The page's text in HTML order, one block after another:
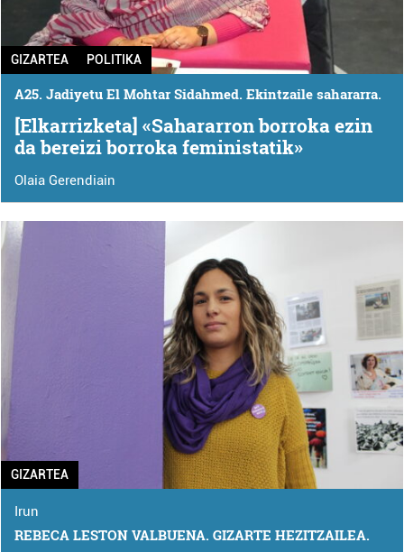
GIZARTEA POLITIKA
A25. Jadiyetu El Mohtar Sidahmed. Ekintzaile sahararra.
[Elkarrizketa] «Sahararron borroka ezin
da bereizi borroka feministatik»
Olaia Gerendiain
GIZARTEA
Irun
REBECA LESTON VALBUENA. GIZARTE HEZITZAILEA.